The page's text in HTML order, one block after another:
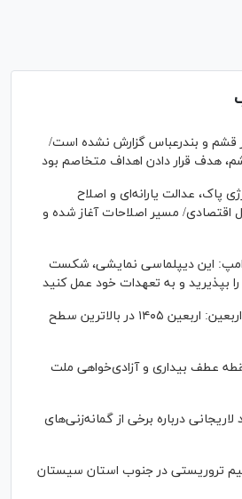
قشم و بندرعباس گزارش نشده است/
هدف قرار دادن اهداف متخاصم بود
پاک، عدالت یارانه‌ای و اصلاح
مسیر اصلاحات آغاز شده و
این دیپلماسی نمایشی، شکست
بپذیرید و به تعهدات خود عمل کنید
رییس ستاد مرکزی اربعین: اربعین ۱۴۰۵ در بالاترین سطح
عطف بیداری و آزادی‌خواهی ملت
لاریجانی درباره برخی از گمانه‌زنی‌های
تروریستی در جنوب استان سیستان